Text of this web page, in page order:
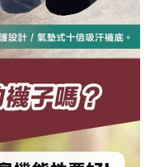
先享後付」服務完成之交
將交易相關給付款項請求債
監護人之同意方可使用
損失，本公司不負相關責
號之用戶狀況，依本公司即
情形，本公司將視審查結果
查看運費